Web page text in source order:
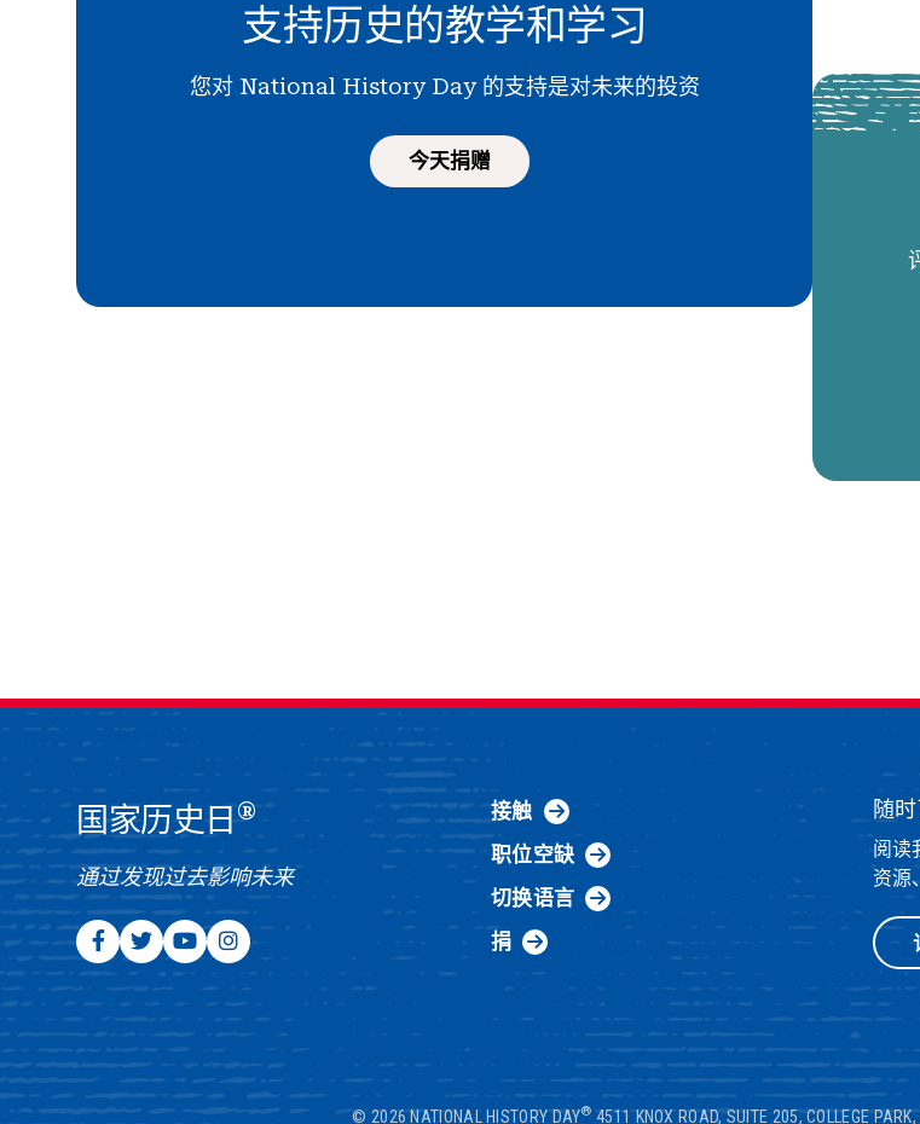
支持历史的教学和学习
您对 National History Day 的支持是对未来的投资
今天捐赠
国家历史日®
通过发现过去影响未来
接触
职位空缺
切换语言
捐
随
阅读
资源
© 2026 NATIONAL HISTORY DAY® 4511 KNOX ROAD, SUITE 205, COLLEGE